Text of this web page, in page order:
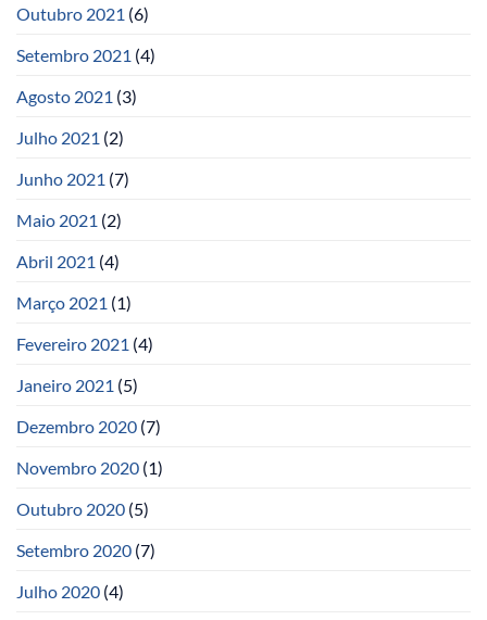
Outubro 2021 (6)
Setembro 2021 (4)
Agosto 2021 (3)
Julho 2021 (2)
Junho 2021 (7)
Maio 2021 (2)
Abril 2021 (4)
Março 2021 (1)
Fevereiro 2021 (4)
Janeiro 2021 (5)
Dezembro 2020 (7)
Novembro 2020 (1)
Outubro 2020 (5)
Setembro 2020 (7)
Julho 2020 (4)